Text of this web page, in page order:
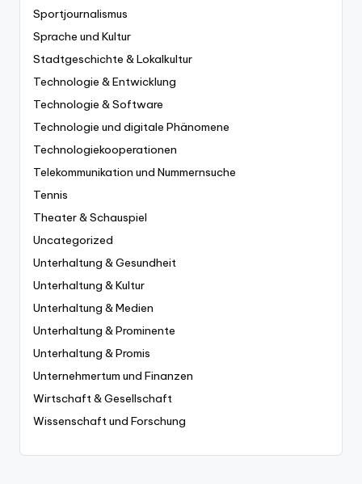
Sportjournalismus
Sprache und Kultur
Stadtgeschichte & Lokalkultur
Technologie & Entwicklung
Technologie & Software
Technologie und digitale Phänomene
Technologiekooperationen
Telekommunikation und Nummernsuche
Tennis
Theater & Schauspiel
Uncategorized
Unterhaltung & Gesundheit
Unterhaltung & Kultur
Unterhaltung & Medien
Unterhaltung & Prominente
Unterhaltung & Promis
Unternehmertum und Finanzen
Wirtschaft & Gesellschaft
Wissenschaft und Forschung